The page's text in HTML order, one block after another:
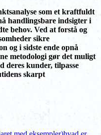
som et kraftfuldt
handlingsbare indsigter i
behov. Ved at forstå og
sikre
og i sidste ende opnå
metodologi gør det muligt
deres kunder, tilpasse
skarpt